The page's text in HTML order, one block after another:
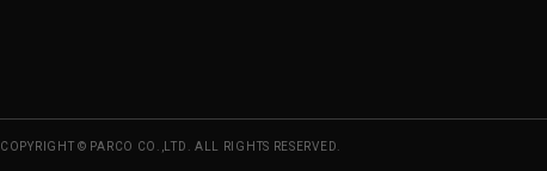
COPYRIGHT © PARCO CO.,LTD. ALL RIGHTS RESERVED.